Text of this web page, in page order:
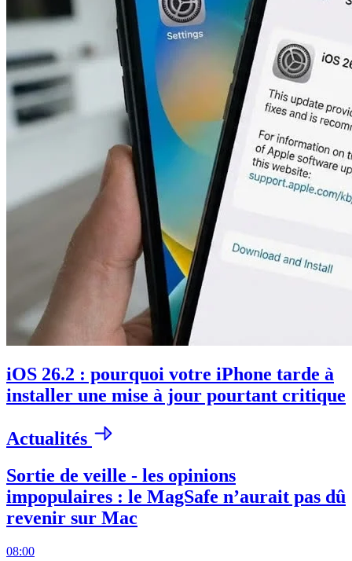
iOS 26.2 : pourquoi votre iPhone tarde à
installer une mise à jour pourtant critique
Actualités
Sortie de veille - les opinions
impopulaires : le MagSafe n’aurait pas dû
revenir sur Mac
08:00